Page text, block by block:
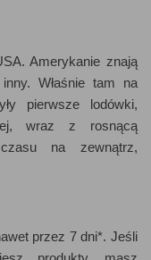
Amerykanie znają
Właśnie tam na
pierwsze lodówki,
wraz z rosnącą
na zewnątrz,
przez 7 dni*. Jeśli